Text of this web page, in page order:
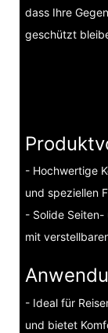
dass Ihre
geschützt
- Hochwertige
und speziellen
- Solide
mit
- Ideal für
und bietet